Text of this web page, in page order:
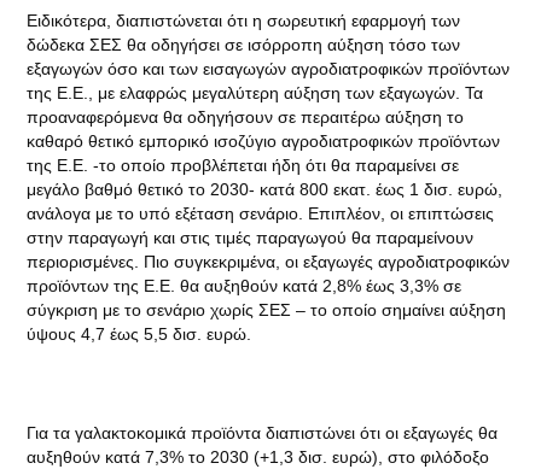
Ειδικότερα, διαπιστώνεται ότι η σωρευτική εφαρμογή των
δώδεκα ΣΕΣ θα οδηγήσει σε ισόρροπη αύξηση τόσο των
εξαγωγών όσο και των εισαγωγών αγροδιατροφικών προϊόντων
της Ε.Ε., με ελαφρώς μεγαλύτερη αύξηση των εξαγωγών. Τα
προαναφερόμενα θα οδηγήσουν σε περαιτέρω αύξηση το
καθαρό θετικό εμπορικό ισοζύγιο αγροδιατροφικών προϊόντων
της Ε.Ε. -το οποίο προβλέπεται ήδη ότι θα παραμείνει σε
μεγάλο βαθμό θετικό το 2030- κατά 800 εκατ. έως 1 δισ. ευρώ,
ανάλογα με το υπό εξέταση σενάριο. Επιπλέον, οι επιπτώσεις
στην παραγωγή και στις τιμές παραγωγού θα παραμείνουν
περιορισμένες. Πιο συγκεκριμένα, οι εξαγωγές αγροδιατροφικών
προϊόντων της Ε.Ε. θα αυξηθούν κατά 2,8% έως 3,3% σε
σύγκριση με το σενάριο χωρίς ΣΕΣ – το οποίο σημαίνει αύξηση
ύψους 4,7 έως 5,5 δισ. ευρώ.
Για τα γαλακτοκομικά προϊόντα διαπιστώνει ότι οι εξαγωγές θα
αυξηθούν κατά 7,3% το 2030 (+1,3 δισ. ευρώ), στο φιλόδοξο